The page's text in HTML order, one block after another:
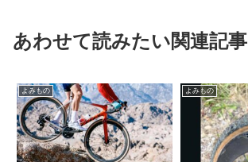
あわせて読みたい関連記事
よみもの よみもの